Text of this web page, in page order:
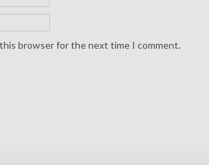
browser for the next time I comment.